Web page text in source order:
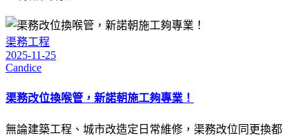
渠務工程
2025-11-25
Candice
渠務改位換喉管，新諾朝施工夠專業！
無論建築工程、城市改造定日常維修，渠務改位同更換